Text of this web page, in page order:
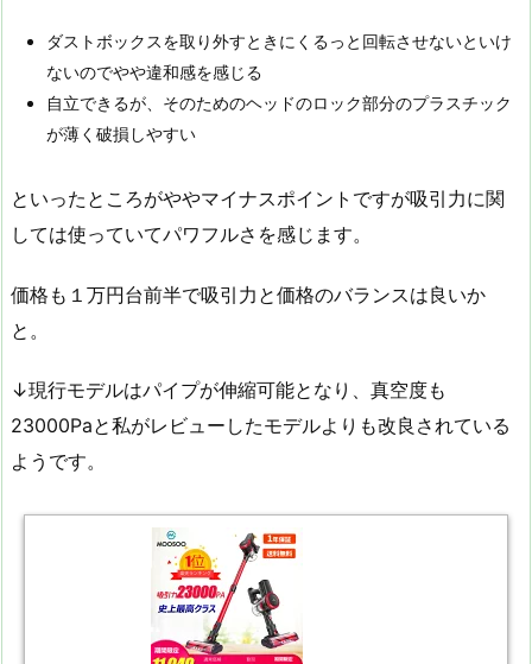
ダストボックスを取り外すときにくるっと回転させないといけ
ないのでやや違和感を感じる
自立できるが、そのためのヘッドのロック部分のプラスチック
が薄く破損しやすい
といったところがややマイナスポイントですが吸引力に関
しては使っていてパワフルさを感じます。
価格も１万円台前半で吸引力と価格のバランスは良いか
と。
↓現行モデルはパイプが伸縮可能となり、真空度も
23000Paと私がレビューしたモデルよりも改良されている
ようです。